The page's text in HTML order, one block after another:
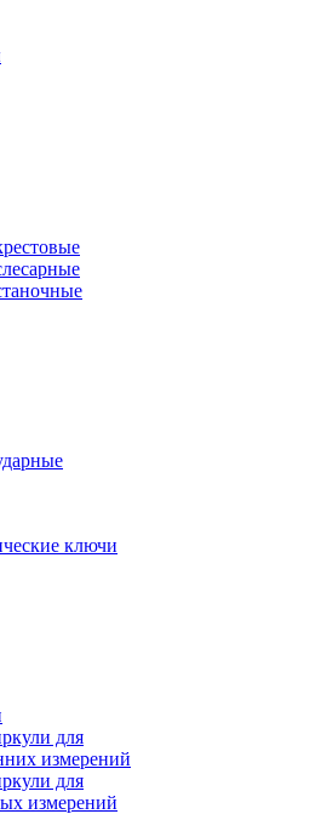
ключи
для
измерений
для
измерений